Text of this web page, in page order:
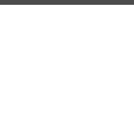
thần sáng tạo Brahma ban cho sự bất
âm Sanskrit: lokapāla), trấn giữ
thân hình lục với khuôn mặt vàng,